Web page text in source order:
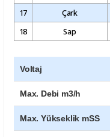
17
Çark
18
Sap
Voltaj
Max. Debi m3/h
Max. Yükseklik mSS